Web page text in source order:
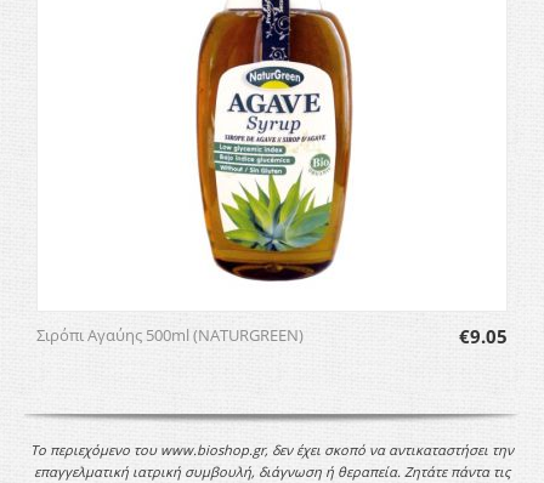
Σιρόπι Αγαύης 500ml (NATURGREEN) €9.05
Το περιεχόμενο του www.bioshop.gr, δεν έχει σκοπό να αντικαταστήσει την
επαγγελματική ιατρική συμβουλή, διάγνωση ή θεραπεία. Ζητάτε πάντα τις